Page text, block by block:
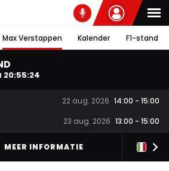
Max Verstappen Kalender F1-stand
20:55:23
22 aug. 2026 14:00 - 15:00
23 aug. 2026 13:00 - 15:00
MEER INFORMATIE